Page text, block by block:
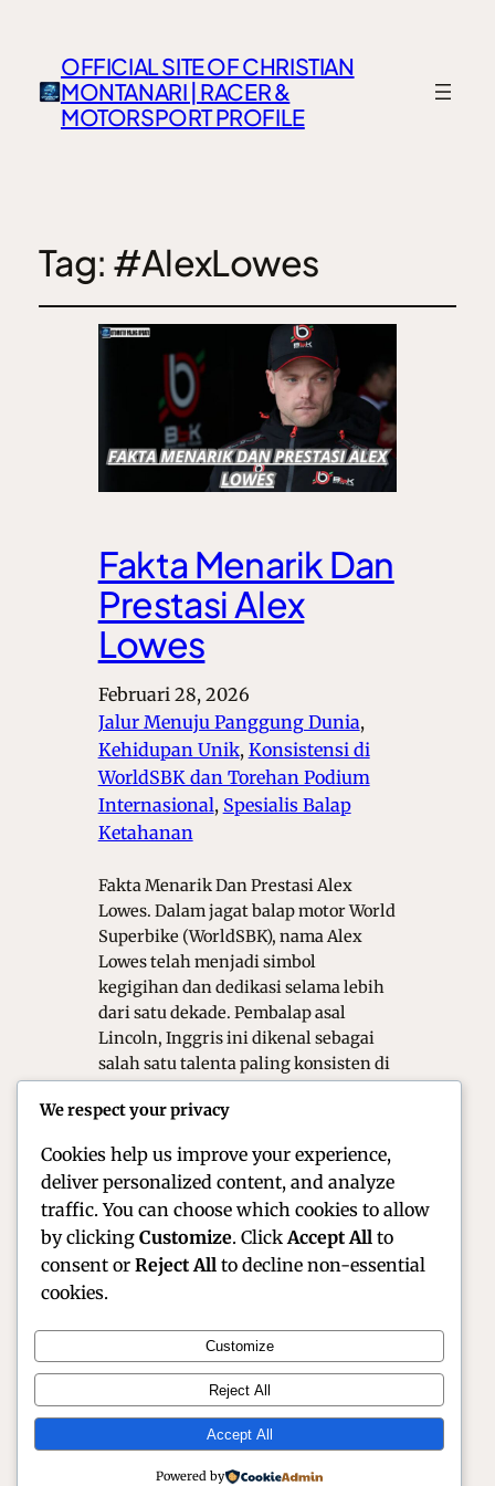
OFFICIAL SITE OF CHRISTIAN
MONTANARI | RACER &
MOTORSPORT PROFILE
Tag: #AlexLowes
Fakta Menarik Dan
Prestasi Alex
Lowes
Februari 28, 2026
Jalur Menuju Panggung Dunia ,
Kehidupan Unik, Konsistensi di
WorldSBK dan Torehan Podium
Internasional, Spesialis Balap
Ketahanan
Fakta Menarik Dan Prestasi Alex
Lowes. Dalam jagat balap motor World
Superbike (WorldSBK), nama Alex
Lowes telah menjadi simbol
kegigihan dan dedikasi selama lebih
dari satu dekade. Pembalap asal
Lincoln, Inggris ini dikenal sebagai
salah satu talenta paling konsisten di
barisan depan dalam berbagai kondisi
Official Site of Christian Montanari | Racer &
Motorsport Profile
We respect your privacy
Cookies help us improve your experience,
deliver personalized content, and analyze
traffic. You can choose which cookies to allow
by clicking Customize. Click Accept All to
consent or Reject All to decline non-essential
cookies.
Customize
Reject All
Accept All
Powered by